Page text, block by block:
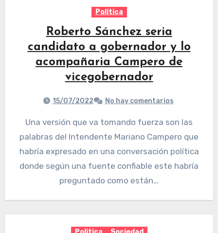
Politica
Roberto Sánchez seria
candidato a gobernador y lo
acompañaria Campero de
vicegobernador
15/07/2022 No hay comentarios
Una versión que va tomando fuerza son las
palabras del Intendente Mariano Campero que
habría expresado en una conversación política
donde según una fuente confiable este habría
preguntado como están…